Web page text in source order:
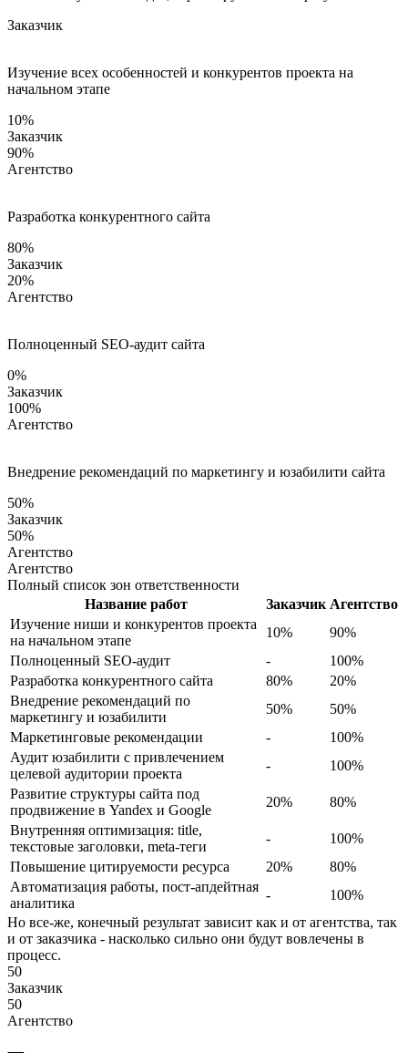
Заказчик
Изучение всех особенностей и конкурентов проекта на
начальном этапе
10%
Заказчик
90%
Агентство
Разработка конкурентного сайта
80%
Заказчик
20%
Агентство
Полноценный SEO-аудит сайта
0%
Заказчик
100%
Агентство
Внедрение рекомендаций по маркетингу и юзабилити сайта
50%
Заказчик
50%
Агентство
Агентство
Полный список зон ответственности
Название работ
Заказчик Агентство
Изучение ниши и конкурентов проекта
на начальном этапе
10%
90%
Полноценный SEO-аудит
-
100%
Разработка конкурентного сайта
80%
20%
Внедрение рекомендаций по
маркетингу и юзабилити
50%
50%
Маркетинговые рекомендации
-
100%
Аудит юзабилити с привлечением
целевой аудитории проекта
-
100%
Развитие структуры сайта под
продвижение в Yandex и Google
20%
80%
Внутренняя оптимизация: title,
текстовые заголовки, meta-теги
-
100%
Повышение цитируемости ресурса
20%
80%
Автоматизация работы, пост-апдейтная
аналитика
-
100%
Но все-же, конечный результат зависит как и от агентства, так
и от заказчика - насколько сильно они будут вовлечены в
процесс.
50
Заказчик
50
Агентство